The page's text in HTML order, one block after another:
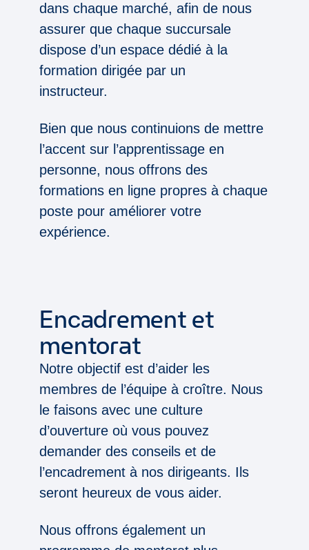
dans chaque marché, afin de nous
assurer que chaque succursale
dispose d’un espace dédié à la
formation dirigée par un
instructeur.
Bien que nous continuions de mettre
l’accent sur l’apprentissage en
personne, nous offrons des
formations en ligne propres à chaque
poste pour améliorer votre
expérience.
Encadrement et
mentorat
Notre objectif est d’aider les
membres de l’équipe à croître. Nous
le faisons avec une culture
d’ouverture où vous pouvez
demander des conseils et de
l’encadrement à nos dirigeants. Ils
seront heureux de vous aider.
Nous offrons également un